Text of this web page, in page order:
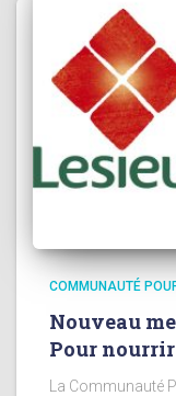
COMMUNAUTÉ
Nouveau
Pour
La Communauté